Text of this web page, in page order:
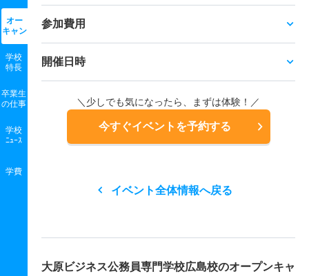
オー
キャン
学校
特長
卒業生
の仕事
学校
ﾆｭｰｽ
学費
参加費用
開催日時
＼少しでも気になったら、まずは体験！／
今すぐイベントを予約する
イベント全体情報へ戻る
大原ビジネス公務員専門学校広島校のオープンキャ